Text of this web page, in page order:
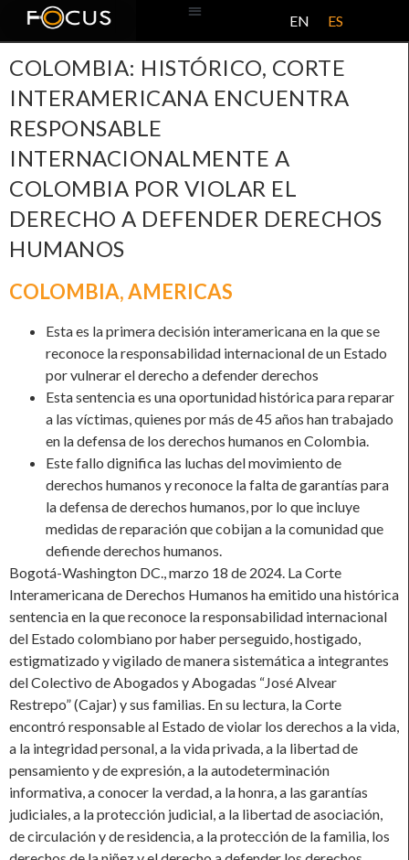
EN ES
COLOMBIA: HISTÓRICO, CORTE
INTERAMERICANA ENCUENTRA
RESPONSABLE
INTERNACIONALMENTE A
COLOMBIA POR VIOLAR EL
DERECHO A DEFENDER DERECHOS
HUMANOS
COLOMBIA,AMERICAS
Esta es la primera decisión interamericana en la que se
reconoce la responsabilidad internacional de un Estado
por vulnerar el derecho a defender derechos
Esta sentencia es una oportunidad histórica para reparar
a las víctimas, quienes por más de 45 años han trabajado
en la defensa de los derechos humanos en Colombia.
Este fallo dignifica las luchas del movimiento de
derechos humanos y reconoce la falta de garantías para
la defensa de derechos humanos, por lo que incluye
medidas de reparación que cobijan a la comunidad que
defiende derechos humanos.
Bogotá-Washington DC., marzo 18 de 2024. La Corte
Interamericana de Derechos Humanos ha emitido una histórica
sentencia en la que reconoce la responsabilidad internacional
del Estado colombiano por haber perseguido, hostigado,
estigmatizado y vigilado de manera sistemática a integrantes
del Colectivo de Abogados y Abogadas “José Alvear
Restrepo” (Cajar) y sus familias. En su lectura, la Corte
encontró responsable al Estado de violar los derechos a la vida,
a la integridad personal, a la vida privada, a la libertad de
pensamiento y de expresión, a la autodeterminación
informativa, a conocer la verdad, a la honra, a las garantías
judiciales, a la protección judicial, a la libertad de asociación,
de circulación y de residencia, a la protección de la familia, los